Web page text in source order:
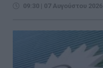
09:30 | 07 Αυγούστου 2026